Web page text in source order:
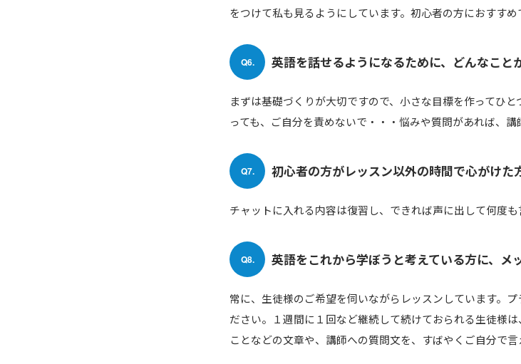
をつけて私も見るようにしています。初心者の方におすすめ
Q6. 英語を話せるようになるために、どんなこと
まずは基礎づくりが大切ですので、小さな目標を作ってひ
っても、ご自分を責めないで・・・悩みや質問があれば、講
Q7. 初心者の方がレッスン以外の時間で心がけた
チャットに入れる内容は復習し、できれば声に出して何度も
Q8. 英語をこれから学ぼうと考えている方に、メ
常に、生徒様のご希望を伺いながらレッスンしています。
ださい。１週間に１回など継続して続けておられる生徒様
ことなどの文章や、講師への質問文を、すばやくご自分で言